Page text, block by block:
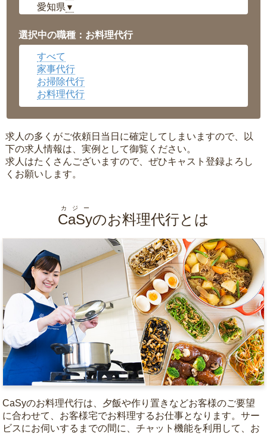
愛知県 ▼
岡山県▼
広島県▼
沖縄県
選択中の職種：お料理代行
すべて
家事代行
お掃除代行
お料理代行
求人の多くがご依頼日当日に確定してしまいますので、以
下の求人情報は、実例として御覧ください。
求人はたくさんございますので、ぜひキャスト登録よろし
くお願いします。
CaSy
カジー
のお料理代行とは
CaSyのお料理代行は、夕飯や作り置きなどお客様のご要望
に合わせて、お客様宅でお料理するお仕事となります。サー
ビスにお伺いするまでの間に、チャット機能を利用して、お